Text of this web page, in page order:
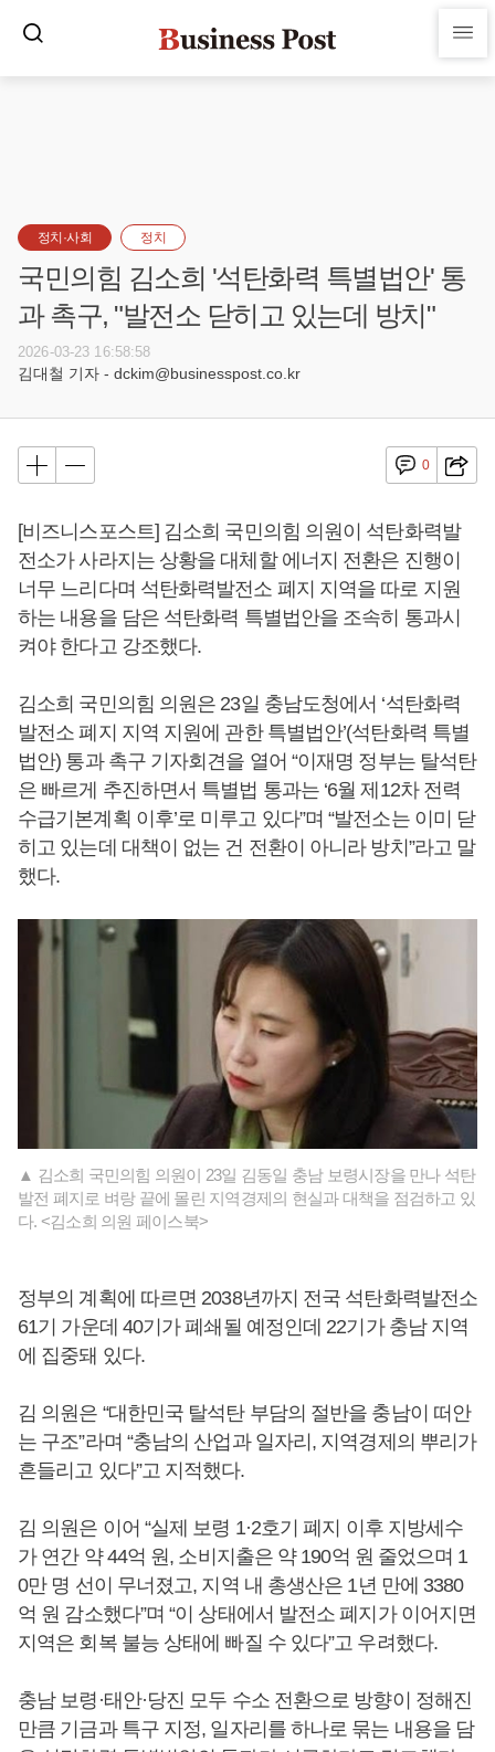
정치·사회 정치
국민의힘 김소희 '석탄화력 특별법안' 통
과 촉구, "발전소 닫히고 있는데 방치"
2026-03-23 16:58:58
김대철 기자 - dckim@businesspost.co.kr
0
[비즈니스포스트] 김소희 국민의힘 의원이 석탄화력발
전소가 사라지는 상황을 대체할 에너지 전환은 진행이
너무 느리다며 석탄화력발전소 폐지 지역을 따로 지원
하는 내용을 담은 석탄화력 특별법안을 조속히 통과시
켜야 한다고 강조했다.
김소희 국민의힘 의원은 23일 충남도청에서 ‘석탄화력
발전소 폐지 지역 지원에 관한 특별법안’(석탄화력 특별
법안) 통과 촉구 기자회견을 열어 “이재명 정부는 탈석탄
은 빠르게 추진하면서 특별법 통과는 ‘6월 제12차 전력
수급기본계획 이후’로 미루고 있다”며 “발전소는 이미 닫
히고 있는데 대책이 없는 건 전환이 아니라 방치”라고 말
했다.
▲ 김소희 국민의힘 의원이 23일 김동일 충남 보령시장을 만나 석탄
발전 폐지로 벼랑 끝에 몰린 지역경제의 현실과 대책을 점검하고 있
다. <김소희 의원 페이스북>
정부의 계획에 따르면 2038년까지 전국 석탄화력발전소
61기 가운데 40기가 폐쇄될 예정인데 22기가 충남 지역
에 집중돼 있다.
김 의원은 “대한민국 탈석탄 부담의 절반을 충남이 떠안
는 구조”라며 “충남의 산업과 일자리, 지역경제의 뿌리가
흔들리고 있다”고 지적했다.
김 의원은 이어 “실제 보령 1·2호기 폐지 이후 지방세수
가 연간 약 44억 원, 소비지출은 약 190억 원 줄었으며 1
0만 명 선이 무너졌고, 지역 내 총생산은 1년 만에 3380
억 원 감소했다”며 “이 상태에서 발전소 폐지가 이어지면
지역은 회복 불능 상태에 빠질 수 있다”고 우려했다.
충남 보령·태안·당진 모두 수소 전환으로 방향이 정해진
만큼 기금과 특구 지정, 일자리를 하나로 묶는 내용을 담